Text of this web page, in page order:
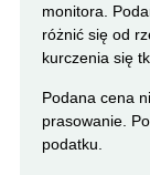
monitora.
różnić się od
kurczenia się
Podana cena
prasowanie.
podatku.